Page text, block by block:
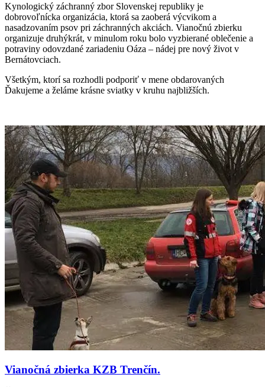
Kynologický záchranný zbor Slovenskej republiky je
dobrovoľnícka organizácia, ktorá sa zaoberá výcvikom a
nasadzovaním psov pri záchranných akciách. Vianočnú zbierku
organizuje druhýkrát, v minulom roku bolo vyzbierané oblečenie a
potraviny odovzdané zariadeniu Oáza – nádej pre nový život v
Bernátovciach.
Všetkým, ktorí sa rozhodli podporiť v mene obdarovaných
Ďakujeme a želáme krásne sviatky v kruhu najbližších.
Vianočná zbierka KZB Trenčín.